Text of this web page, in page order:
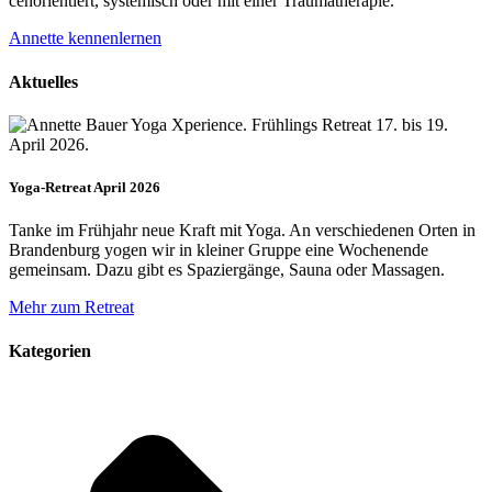
Annette kennenlernen
Aktuelles
Yoga-Retreat April 2026
Tanke im Frühjahr neue Kraft mit Yoga. An verschiedenen Orten in
Brandenburg yogen wir in kleiner Gruppe eine Wochenende
gemeinsam. Dazu gibt es Spaziergänge, Sauna oder Massagen.
Mehr zum Retreat
Kategorien